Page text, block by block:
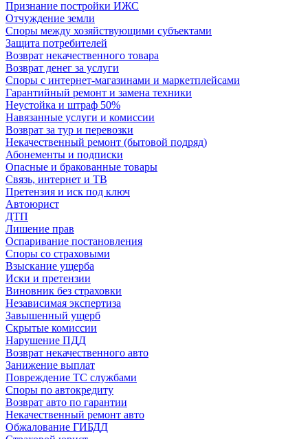
Признание постройки ИЖС
Отчуждение земли
Споры между хозяйствующими субъектами
Защита потребителей
Возврат некачественного товара
Возврат денег за услуги
Споры с интернет-магазинами и маркетплейсами
Гарантийный ремонт и замена техники
Неустойка и штраф 50%
Навязанные услуги и комиссии
Возврат за тур и перевозки
Некачественный ремонт (бытовой подряд)
Абонементы и подписки
Опасные и бракованные товары
Связь, интернет и ТВ
Претензия и иск под ключ
Автоюрист
ДТП
Лишение прав
Оспаривание постановления
Споры со страховыми
Взыскание ущерба
Иски и претензии
Виновник без страховки
Независимая экспертиза
Завышенный ущерб
Скрытые комиссии
Нарушение ПДД
Возврат некачественного авто
Занижение выплат
Повреждение ТС службами
Споры по автокредиту
Возврат авто по гарантии
Некачественный ремонт авто
Обжалование ГИБДД